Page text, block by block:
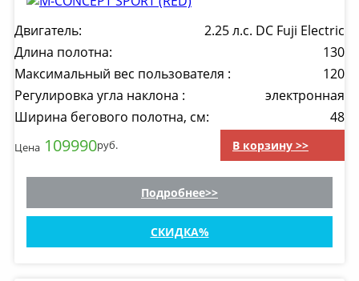
Двигатель:
2.25 л.с. DC Fuji Electric
Длина полотна:
130
Максимальный вес пользователя :
120
Регулировка угла наклона :
электронная
Ширина бегового полотна, см:
48
Цена 109990руб. В корзину >>
Подробнее
СКИДКА